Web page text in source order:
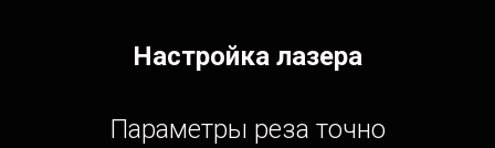
Настройка лазера
Параметры реза точно